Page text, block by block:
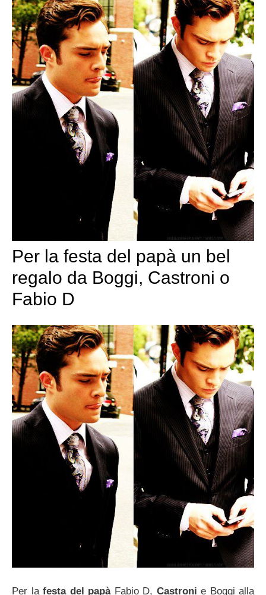
Per la festa del papà un bel
regalo da Boggi, Castroni o
Fabio D
Per la festa del papàFabio D, Castroni e Boggi alla